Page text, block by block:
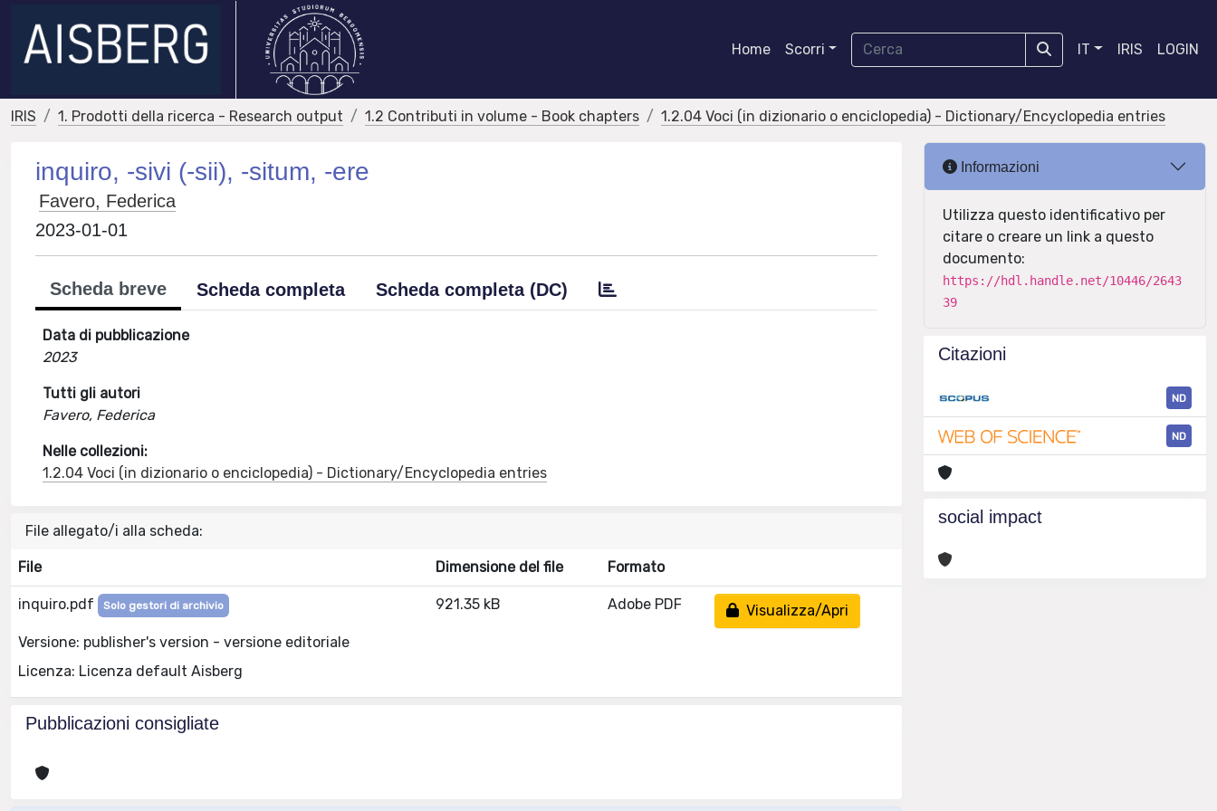
Home Scorri IT IRIS LOGIN
IRIS 1. Prodotti della ricerca - Research output 1.2 Contributi in volume - Book chapters 1.2.04 Voci (in dizionario o enciclopedia) - Dictionary/Encyclopedia entries
inquiro, -sivi (-sii), -situm, -ere
Favero, Federica
2023-01-01
Scheda breve Scheda completa Scheda completa (DC)
Data di pubblicazione
2023
Tutti gli autori
Favero, Federica
Nelle collezioni:
1.2.04 Voci (in dizionario o enciclopedia) - Dictionary/Encyclopedia entries
File allegato/i alla scheda:
File Dimensione del file Formato
inquiro.pdf Solo gestori di archivio
Versione: publisher's version - versione editoriale
Licenza: Licenza default Aisberg
921.35 kB Adobe PDF Visualizza/Apri
Pubblicazioni consigliate
Informazioni
Utilizza questo identificativo per
citare o creare un link a questo
documento:
https://hdl.handle.net/10446/2643
39
Citazioni
ND
ND
social impact